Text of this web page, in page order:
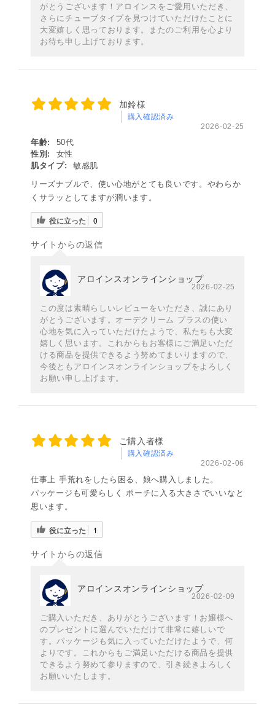
がとうございます！アロインスをご愛用いただき、
さらにチューブタイプを見つけていただけたことに
大変嬉しく思っております。またのご利用を心より
お待ち申し上げております。
加鈴様
購入確認済み
2026-02-25
年齢:
50代
性別:
女性
肌タイプ:
敏感肌
リーズナブルで、使い心地がとても良いです。やわらか
くサラッとしてますが潤います。
役に立った 0
サイトからの返信
アロインスオンラインショップ
2026-02-25
この度は素晴らしいレビューをいただき、誠にあり
がとうございます。オーデクリーム プラスの使い
心地を気に入っていただけたようで、私たちも大変
嬉しく思います。これからもお客様にご満足いただ
ける商品を提供できるよう努めてまいりますので、
今後ともアロインスオンラインショップをよろしく
お願い申し上げます。
ご購入者様
購入確認済み
2026-02-06
仕事上 手荒れをしたら困る、娘へ購入しました。
パッケージも可愛らしく ポーチに入る大きさでいいなと
思います。
役に立った 1
サイトからの返信
アロインスオンラインショップ
2026-02-09
ご購入いただき、ありがとうございます！お嬢様へ
のプレゼントに選んでいただけて非常に嬉しいで
す。パッケージも気に入っていただけたようで、何
よりです。これからもご満足いただける商品を提供
できるよう努めて参りますので、引き続きよろしく
お願いいたします。